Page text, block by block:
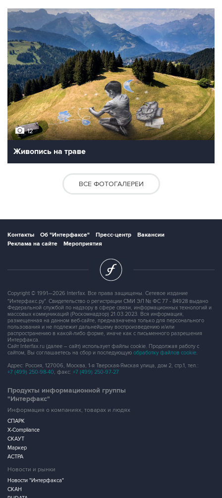
12
Живопись на траве
ВСЕ ФОТОГАЛЕРЕИ
Контакты Об "Интерфаксе" Пресс-центр
Вакансии
Реклама на сайте
Мероприятия
Copyright © 1991—2026 Interfax. Все права защищены. Сетевое издание
"Интерфакс.ру". Свидетельство о регистрации СМИ ЭЛ № ФС 77 - 84928 выдано
Федеральной службой по надзору в сфере связи, информационных технологий и
массовых коммуникаций (Роскомнадзор) 21.03.2023. Вся информация,
размещенная на данном веб-сайте, предназначена только для персонального
пользования и не подлежит дальнейшему воспроизведению и/или
распространению в какой-либо форме, иначе как с письменного разрешения
Интерфакса.
Сайт Interfax.ru (далее – сайт) использует файлы cookie. Продолжая работу с
сайтом, Вы соглашаетесь на сбор и последующую обработку файлов cookie.
Адрес: Россия, 127006, Москва, 1-я Тверская-Ямская улица, дом 2, стр.1, тел.:
+7 (499) 250-98-40, факс: +7 (499) 250-97-27
Продукты информационной группы
"Интерфакс"
Информация о компаниях, товарах и людях
СПАРК
X-Compliance
СКАУТ
Маркер
АСТРА
Новости и рынки
Новости "Интерфакса"
СКАН